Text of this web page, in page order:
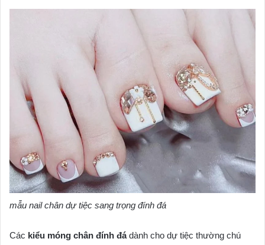
mẫu nail chân dự tiệc sang trọng đính đá
Các kiểu móng chân đính đádành cho dự tiệc thường chú